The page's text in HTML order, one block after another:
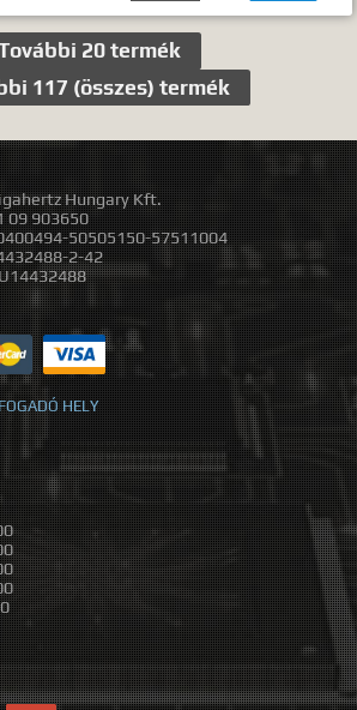
20 termék
117 (összes) termék
Hungary Kft.
09 903650
50505150-57511004
2-42
HELY